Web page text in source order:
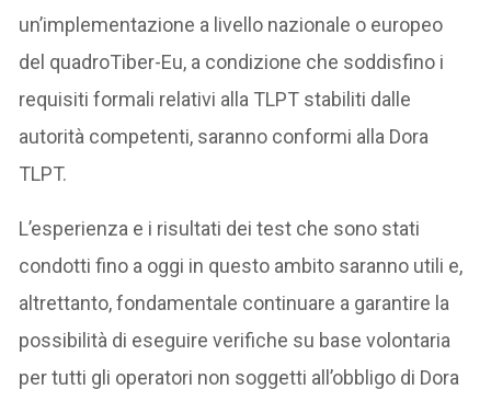
un’implementazione a livello nazionale o europeo
del quadroTiber-Eu, a condizione che soddisfino i
requisiti formali relativi alla TLPT stabiliti dalle
autorità competenti, saranno conformi alla Dora
TLPT.
L’esperienza e i risultati dei test che sono stati
condotti fino a oggi in questo ambito saranno utili e,
altrettanto, fondamentale continuare a garantire la
possibilità di eseguire verifiche su base volontaria
per tutti gli operatori non soggetti all’obbligo di Dora